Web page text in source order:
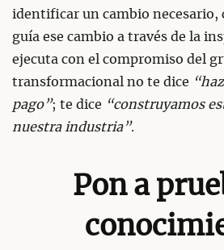
identificar un cambio necesario,
guía ese cambio a través de la
ejecuta con el compromiso del
transformacional no te dice
pago”; te dice “construyamos
nuestra industria”.
Pon a